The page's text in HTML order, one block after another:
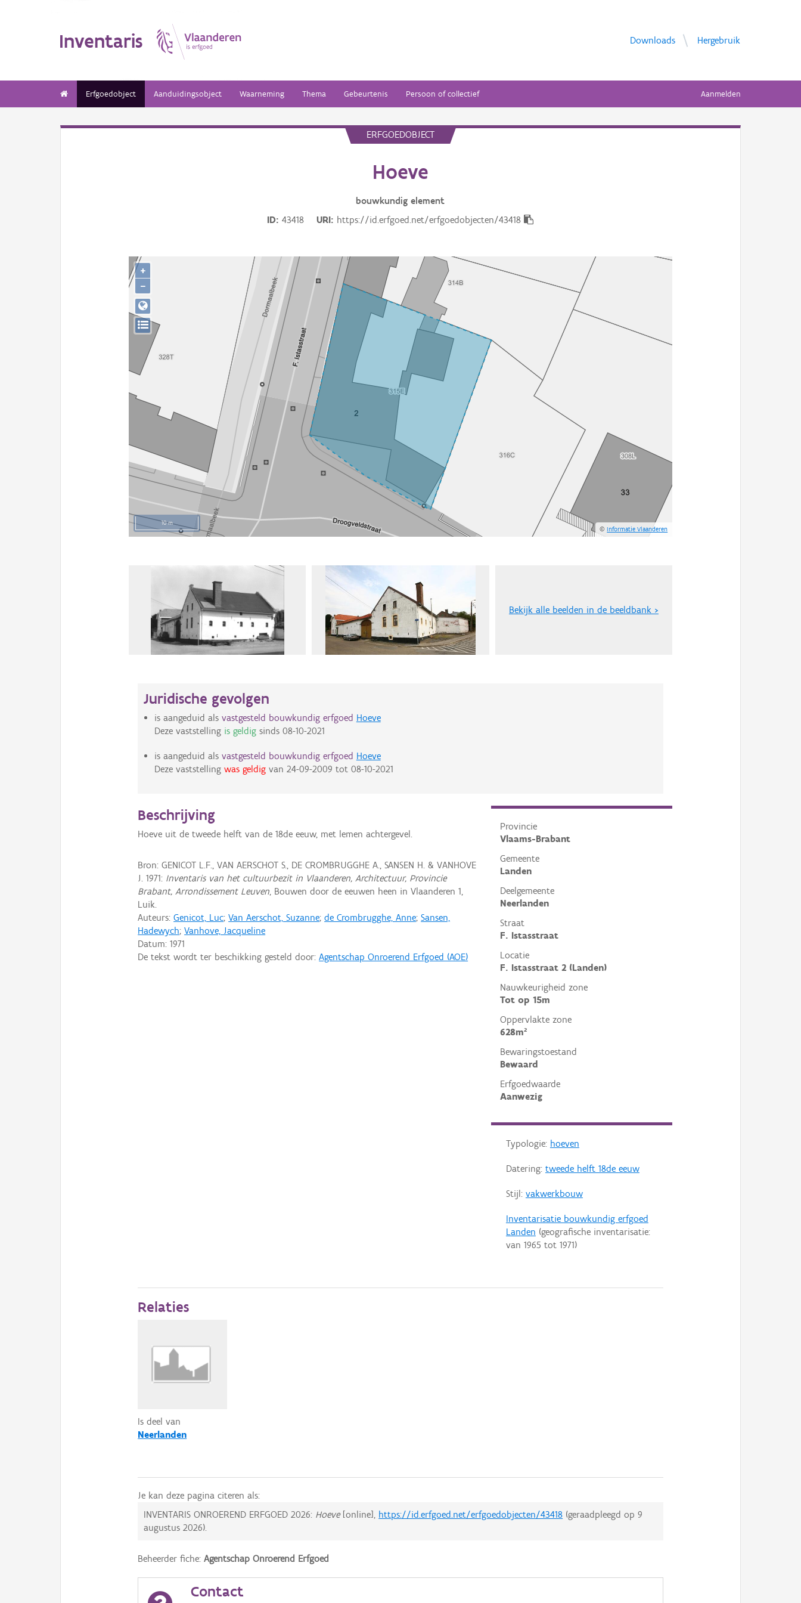
Inventaris Downloads Hergebruik
Erfgoedobject Aanduidingsobject Waarneming Thema Gebeurtenis Persoon of collectief Aanmelden
ERFGOEDOBJECT
Hoeve
bouwkundig element
ID
43418 URI https://id.erfgoed.net/erfgoedobjecten/43418
10 m
©Informatie Vlaanderen
+
−
Bekijk alle beelden in de beeldbank >
Juridische gevolgen
is aangeduid als vastgesteld bouwkundig erfgoed Hoeve
Deze vaststelling is geldigsinds 08-10-2021
is aangeduid als vastgesteld bouwkundig erfgoed Hoeve
Deze vaststelling was geldigvan 24-09-2009 tot 08-10-2021
Provincie
Vlaams-Brabant
Gemeente
Landen
Deelgemeente
Neerlanden
Straat
F. Istasstraat
Locatie
F. Istasstraat 2 (Landen)
Nauwkeurigheid zone
Tot op 15m
Oppervlakte zone
628m²
Bewaringstoestand
Bewaard
Erfgoedwaarde
Aanwezig
Typologie: hoeven
Datering: tweede helft 18de eeuw
Stijl: vakwerkbouw
Inventarisatie bouwkundig erfgoed
Landen (geografische inventarisatie:
van 1965 tot 1971)
Beschrijving
Hoeve uit de tweede helft van de 18de eeuw, met lemen achtergevel.
Bron: GENICOT L.F., VAN AERSCHOT S., DE CROMBRUGGHE A., SANSEN H. & VANHOVE
J. 1971: Inventaris van het cultuurbezit in Vlaanderen, Architectuur, Provincie
Brabant, Arrondissement Leuven, Bouwen door de eeuwen heen in Vlaanderen 1,
Luik.
Auteurs:Genicot, Luc;Van Aerschot, Suzanne;de Crombrugghe, Anne;Sansen,
Hadewych;Vanhove, Jacqueline
Datum:1971
De tekst wordt ter beschikking gesteld door:Agentschap Onroerend Erfgoed (AOE)
Relaties
Is deel van
Neerlanden
Je kan deze pagina citeren als:
INVENTARIS ONROEREND ERFGOED 2026: Hoeve[online], https://id.erfgoed.net/erfgoedobjecten/43418 (geraadpleegd op9
augustus 2026).
Beheerder fiche:Agentschap Onroerend Erfgoed
Contact